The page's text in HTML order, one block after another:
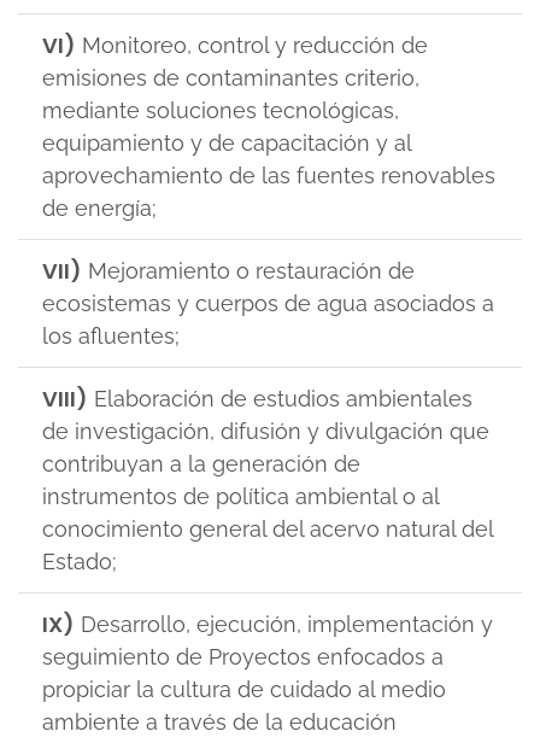
VI) Monitoreo, control y reducción de
emisiones de contaminantes criterio,
mediante soluciones tecnológicas,
equipamiento y de capacitación y al
aprovechamiento de las fuentes renovables
de energía;
VII) Mejoramiento o restauración de
ecosistemas y cuerpos de agua asociados a
los afluentes;
VIII) Elaboración de estudios ambientales
de investigación, difusión y divulgación que
contribuyan a la generación de
instrumentos de política ambiental o al
conocimiento general del acervo natural del
Estado;
IX) Desarrollo, ejecución, implementación y
seguimiento de Proyectos enfocados a
propiciar la cultura de cuidado al medio
ambiente a través de la educación